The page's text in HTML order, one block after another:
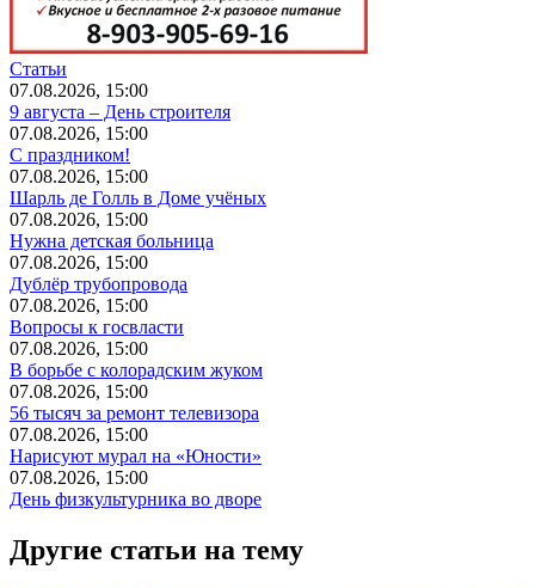
Статьи
07.08.2026, 15:00
9 августа – День строителя
07.08.2026, 15:00
С праздником!
07.08.2026, 15:00
Шарль де Голль в Доме учёных
07.08.2026, 15:00
Нужна детская больница
07.08.2026, 15:00
Дублёр трубопровода
07.08.2026, 15:00
Вопросы к госвласти
07.08.2026, 15:00
В борьбе с колорадским жуком
07.08.2026, 15:00
56 тысяч за ремонт телевизора
07.08.2026, 15:00
Нарисуют мурал на «Юности»
07.08.2026, 15:00
День физкультурника во дворе
Другие статьи на тему